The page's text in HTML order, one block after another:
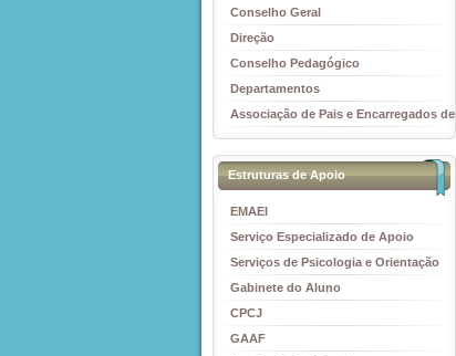
Conselho Geral
Direção
Conselho Pedagógico
Departamentos
Associação de Pais e Encarregados de
Educação
Estruturas de Apoio
EMAEI
Serviço Especializado de Apoio
Educativo
Serviços de Psicologia e Orientação
(SPO)
Gabinete do Aluno
CPCJ
GAAF